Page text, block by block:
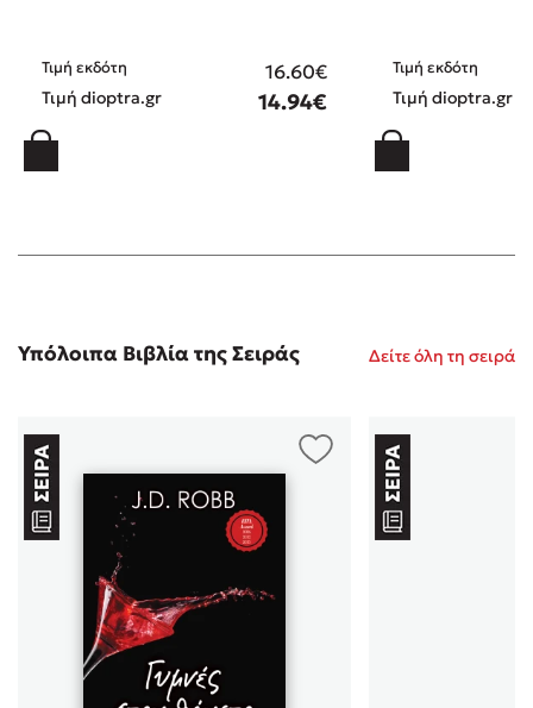
Τιμή εκδότη 16.60€
Τιμή dioptra.gr 14.94€
Τιμή εκδότη
Τιμή dioptra.gr
Υπόλοιπα Βιβλία της Σειράς Δείτε όλη τη σειρά